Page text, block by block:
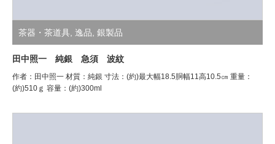
茶器・茶道具 逸品 銀製品
田中照一 純銀 急須 波紋
作者：田中照一 材質：純銀 寸法：(約)最大幅18.5胴幅11高10.5㎝ 重量：
(約)510ｇ 容量：(約)300ml